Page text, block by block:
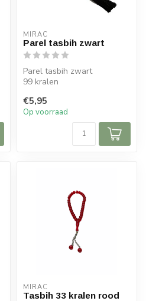
MIRAC
Parel tasbih zwart
Parel tasbih zwart
99 kralen
€5,95
Op voorraad
MIRAC
Tasbih 33 kralen rood